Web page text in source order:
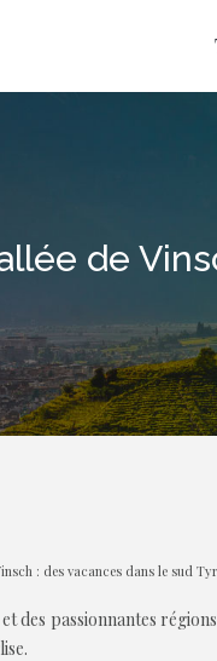
de
: des vacances dans le sud
des passionnantes